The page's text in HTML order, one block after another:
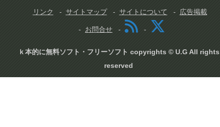
リンク サイトマップ サイトについて 広告掲載
お問合せ
ｋ本的に無料ソフト・フリーソフト copyrights © U.G All rights
reserved